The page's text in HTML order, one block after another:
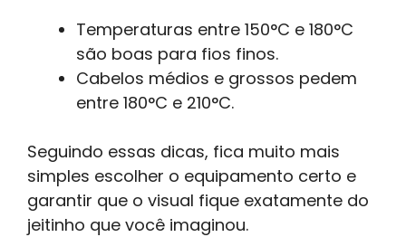
Temperaturas entre 150°C e 180°C
são boas para fios finos.
Cabelos médios e grossos pedem
entre 180°C e 210°C.
Seguindo essas dicas, fica muito mais
simples escolher o equipamento certo e
garantir que o visual fique exatamente do
jeitinho que você imaginou.